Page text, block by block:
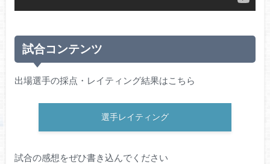
試合コンテンツ
出場選手の採点・レイティング結果はこちら
選手レイティング
試合の感想をぜひ書き込んでください